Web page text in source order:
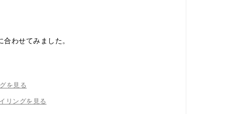
わせてみました。
を見る
リングを見る